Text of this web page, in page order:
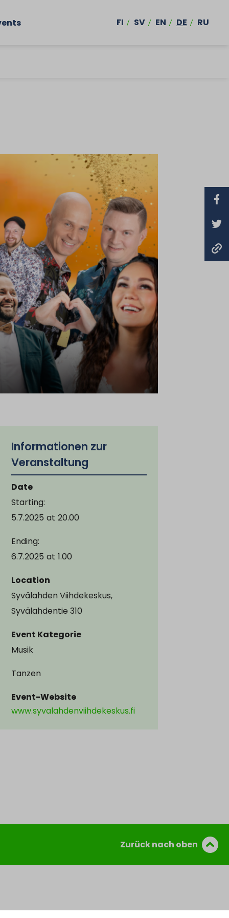
FI SV EN DE RU
Informationen zur
Veranstaltung
Date
Starting:
5.7.2025 at 20.00
Ending:
6.7.2025 at 1.00
Location
Syvälahden Viihdekeskus,
Syvälahdentie 310
Event Kategorie
Musik
Tanzen
Event-Website
www.syvalahdenviihdekeskus.fi
Zurück nach oben